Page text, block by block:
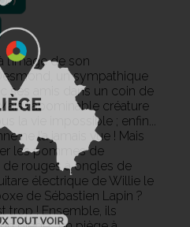
l’image de son
un sympathique
ses amis dans un coin de
l'abominable créature
la vie impossible ; enfin...
ne l’a jamais vue ! Mais
les pommes de
rouges à ongles de
électrique de Willie le
de Sébastien Lapin ?
trop ! Ensemble, ils